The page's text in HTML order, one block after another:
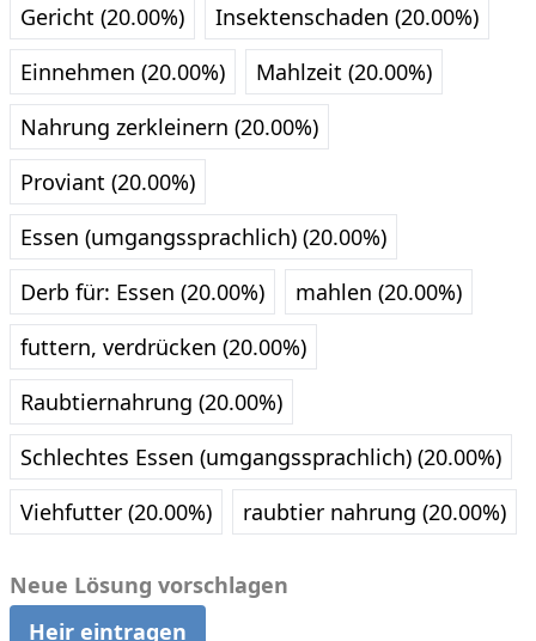
Gericht (20.00%)
Insektenschaden (20.00%)
Einnehmen (20.00%)
Mahlzeit (20.00%)
Nahrung zerkleinern (20.00%)
Proviant (20.00%)
Essen (umgangssprachlich) (20.00%)
Derb für: Essen (20.00%)
mahlen (20.00%)
futtern, verdrücken (20.00%)
Raubtiernahrung (20.00%)
Schlechtes Essen (umgangssprachlich) (20.00%)
Viehfutter (20.00%)
raubtier nahrung (20.00%)
Neue Lösung vorschlagen
Heir eintragen